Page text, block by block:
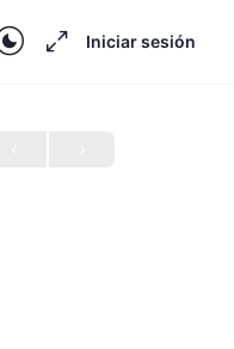
Iniciar sesión